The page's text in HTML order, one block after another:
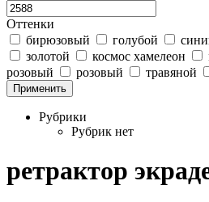
Оттенки
бирюзовый
голубой
золотой
космос хамелеон
розовый
розовый травяной
Применить
Рубрики
Рубрик нет
ретрактор